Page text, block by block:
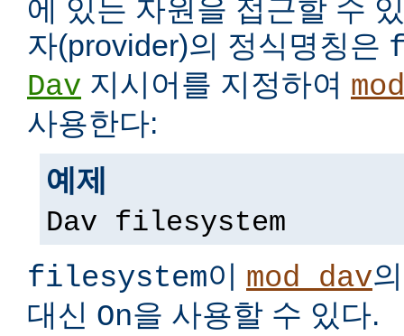
에 있는 자원을 접근할 수
자(provider)의 정식명칭은
Dav 지시어를 지정하여
사용한다:
예제
Dav filesystem
filesystem이 mod_dav
대신 On을 사용할 수 있다.